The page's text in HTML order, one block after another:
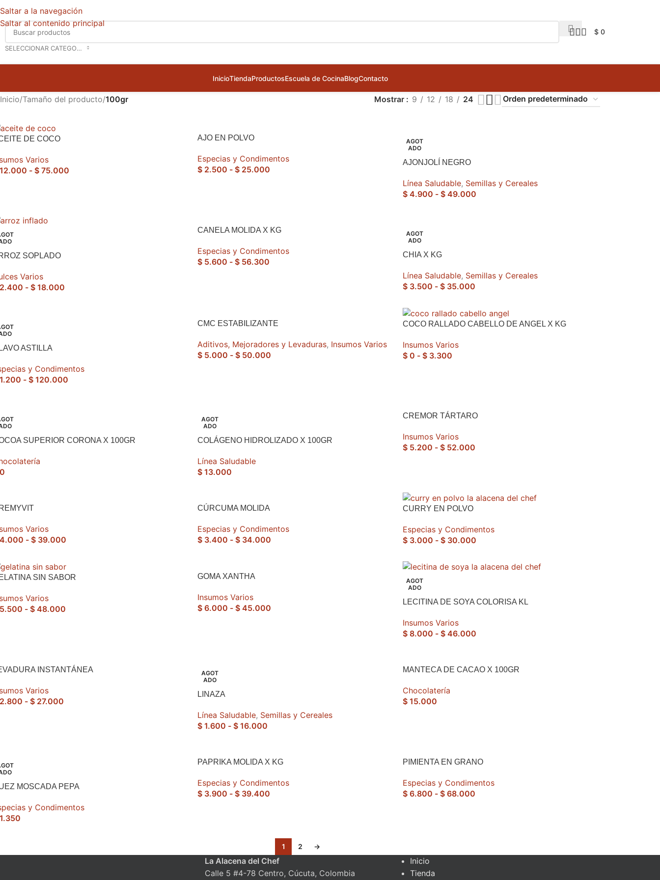
Saltar a la navegación
Saltar al contenido principal
SELECCIONAR CATEGORÍA
$ 0
InicioTiendaProductosEscuela de CocinaBlogContacto
Inicio/Tamaño del producto/100gr Mostrar 9 12 18 24
DE COCO
Varios
- $ 75.000
AJO EN POLVO
Especias y Condimentos
$ 2.500 - $ 25.000
AGOT
ADO
AJONJOLÍ NEGRO
Línea Saludable, Semillas y Cereales
$4.900 - $49.000
SOPLADO
Varios
- $ 18.000
CANELA MOLIDA X KG
Especias y Condimentos
$ 5.600 - $ 56.300
AGOT
ADO
CHIA X KG
Línea Saludable, Semillas y Cereales
$3.500 - $35.000
ASTILLA
y Condimentos
- $ 120.000
CMC ESTABILIZANTE
Aditivos, Mejoradores y Levaduras, Insumos Varios
$ 5.000 - $ 50.000
COCO RALLADO CABELLO DE ANGEL X KG
Insumos Varios
$0 - $3.300
SUPERIOR CORONA X 100GR
AGOT
ADO
COLÁGENO HIDROLIZADO X 100GR
Línea Saludable
$ 13.000
CREMOR TÁRTARO
Insumos Varios
$5.200 - $52.000
Varios
- $ 39.000
CÚRCUMA MOLIDA
Especias y Condimentos
$ 3.400 - $ 34.000
CURRY EN POLVO
Especias y Condimentos
$3.000 - $30.000
SIN SABOR
Varios
- $ 48.000
GOMA XANTHA
Insumos Varios
$ 6.000 - $ 45.000
AGOT
ADO
LECITINA DE SOYA COLORISA KL
Insumos Varios
$8.000 - $46.000
INSTANTÁNEA
Varios
- $ 27.000
AGOT
ADO
LINAZA
Línea Saludable, Semillas y Cereales
$ 1.600 - $ 16.000
MANTECA DE CACAO X 100GR
Chocolatería
$15.000
MOSCADA PEPA
y Condimentos
PAPRIKA MOLIDA X KG
Especias y Condimentos
$ 3.900 - $ 39.400
PIMIENTA EN GRANO
Especias y Condimentos
$6.800 - $68.000
1 2 →
La Alacena del Chef
Calle 5 #4-78 Centro, Cúcuta, Colombia
Inicio
Tienda